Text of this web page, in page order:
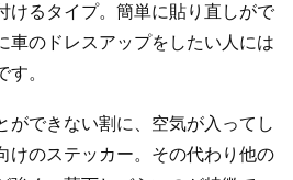
けるタイプ。簡単に貼り直しがで
車のドレスアップをしたい人には
。
ができない割に、空気が入ってし
けのステッカー。その代わり他の